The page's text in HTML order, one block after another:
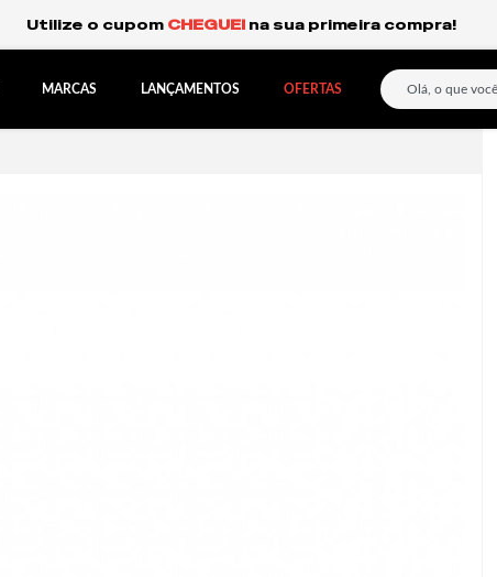
Frete Grátis Expresso para o Sul e São Paulo.
MARCAS LANÇAMENTOS OFERTAS